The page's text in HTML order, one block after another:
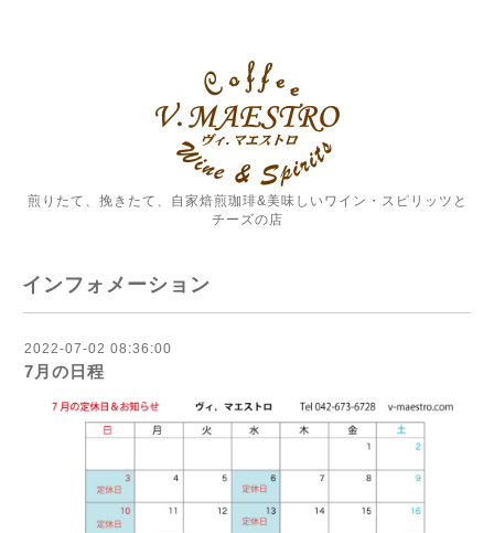
煎りたて、挽きたて、自家焙煎珈琲&美味しいワイン・スピリッツと
チーズの店
インフォメーション
2022-07-02 08:36:00
7月の日程